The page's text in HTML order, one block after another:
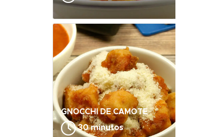
GNOCCHI DE CAMOTE
30 minutos